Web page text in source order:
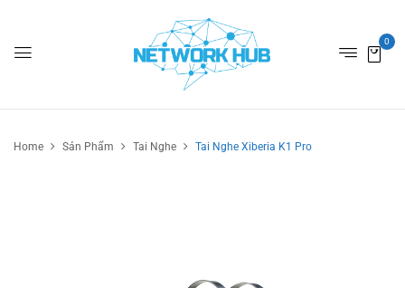
0
Home Sản Phẩm Tai Nghe Tai Nghe Xiberia K1 Pro